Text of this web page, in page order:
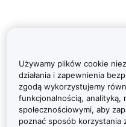
Używamy plików cookie
działania i zapewnienia
zgodą wykorzystujemy
funkcjonalnością, analityką,
społecznościowymi, aby
poznać sposób korzystania